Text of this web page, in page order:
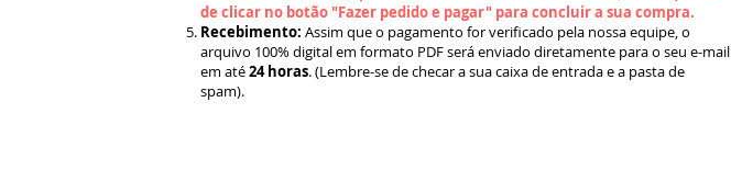
de clicar no botão "Fazer pedido e pagar" para concluir a sua compra.
Recebimento: Assim que o pagamento for verificado pela nossa equipe, o
arquivo 100% digital em formato PDF será enviado diretamente para o seu e-mail
em até24 horas. (Lembre-se de checar a sua caixa de entrada e a pasta de
spam).